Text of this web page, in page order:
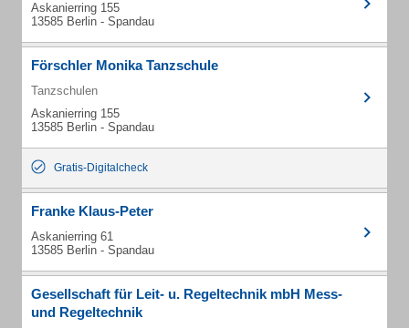
Askanierring 155
13585 Berlin - Spandau
Förschler Monika Tanzschule
Tanzschulen
Askanierring 155
13585 Berlin - Spandau
Gratis-Digitalcheck
Franke Klaus-Peter
Askanierring 61
13585 Berlin - Spandau
Gesellschaft für Leit- u. Regeltechnik mbH Mess-
und Regeltechnik